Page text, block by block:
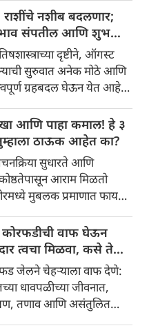
दिसतील. ही एक सामान्य
आहे, पण तुम्ही कधी विचार
आहे का की यामागे काय रहस्य
प्रत्येक टाळीचा अर्थ काय
हा केवळ एक विधी नाही, तर
खोलवर रुजलेल्या पौराणिक
आध्यात्मिक अर्थ आणि काही
तर्कदेखील आहेत. चला, या
परंपरेमागील अर्थ
समजून घेऊया.
नशीब बदलणार;
संपतील आणि शुभ
दृष्टीने, ऑगस्ट
सुरुवात अनेक मोठे आणि
ग्रहबदल घेऊन येत आहे.
अनेक राशींच्या जीवनात
बदल घडवून आणणार
विशेषतः ३ ऑगस्ट रोजी एक
दुर्मिळ आणि फलदायी
(संयोग) तयार होत आहे.
तयार होणारे शुभ योग,
स्थिती आणि या गोचरमुळे
नशीब उजळणार आहे अशा
राशींबद्दल आपण जाणून
आणि पाहा कमाल! हे ३
ठाऊक आहेत का?
सुधारते आणि
आराम मिळतो
मुबलक प्रमाणात फायबर
गॅस किंवा अपचनाचा
होत असेल, तर अंजीर
वरदान ठरू शकते. हे
स्वच्छता ठेवण्यास मदत
पोट
होण्यास मदत करते.
वाफ घेऊन
त्वचा मिळवा, कसे ते
जेलने चेहऱ्याला वाफ देणे:
धावपळीच्या जीवनात,
तणाव आणि असंतुलित